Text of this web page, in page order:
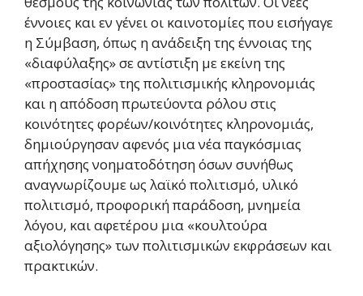
έννοιες και εν γένει οι καινοτομίες που εισήγαγε
η Σύμβαση, όπως η ανάδειξη της έννοιας της
«διαφύλαξης» σε αντίστιξη με εκείνη της
«προστασίας» της πολιτισμικής κληρονομιάς
και η απόδοση πρωτεύοντα ρόλου στις
κοινότητες φορέων/κοινότητες κληρονομιάς,
δημιούργησαν αφενός μια νέα παγκόσμιας
απήχησης νοηματοδότηση όσων συνήθως
αναγνωρίζουμε ως λαϊκό πολιτισμό, υλικό
πολιτισμό, προφορική παράδοση, μνημεία
λόγου, και αφετέρου μια «κουλτούρα
αξιολόγησης» των πολιτισμικών εκφράσεων και
πρακτικών.